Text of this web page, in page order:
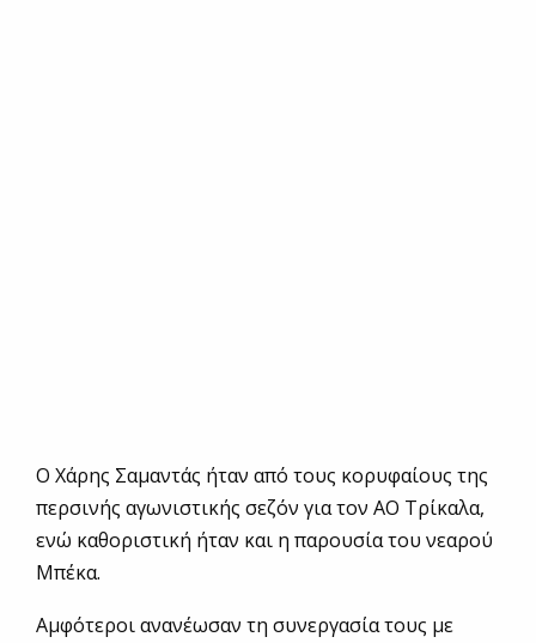
Ο Χάρης Σαμαντάς ήταν από τους κορυφαίους της
περσινής αγωνιστικής σεζόν για τον ΑΟ Τρίκαλα,
ενώ καθοριστική ήταν και η παρουσία του νεαρού
Μπέκα.
Αμφότεροι ανανέωσαν τη συνεργασία τους με